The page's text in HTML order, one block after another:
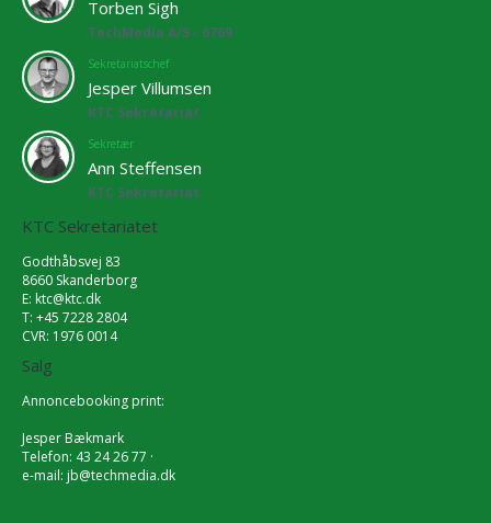
Torben Sigh
TechMedia A/S - 6769
Sekretariatschef
Jesper Villumsen
KTC Sekretariat
Sekretær
Ann Steffensen
KTC Sekretariat
KTC Sekretariatet
Godthåbsvej 83
8660 Skanderborg
E: ktc@ktc.dk
T: +45 7228 2804
CVR: 1976 0014
Salg
Annoncebooking print:
Jesper Bækmark
Telefon: 43 24 26 77 ·
e-mail: jb@techmedia.dk